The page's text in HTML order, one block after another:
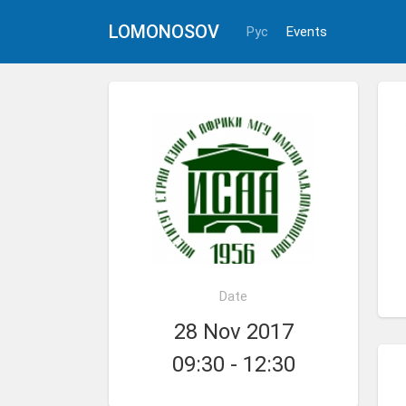
LOMONOSOV Рус Events
Date
28 Nov 2017
09:30 - 12:30